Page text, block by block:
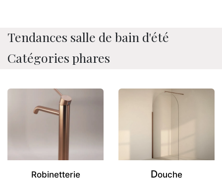
Tendances salle de bain d'été
Catégories phares
Robinetterie Douche